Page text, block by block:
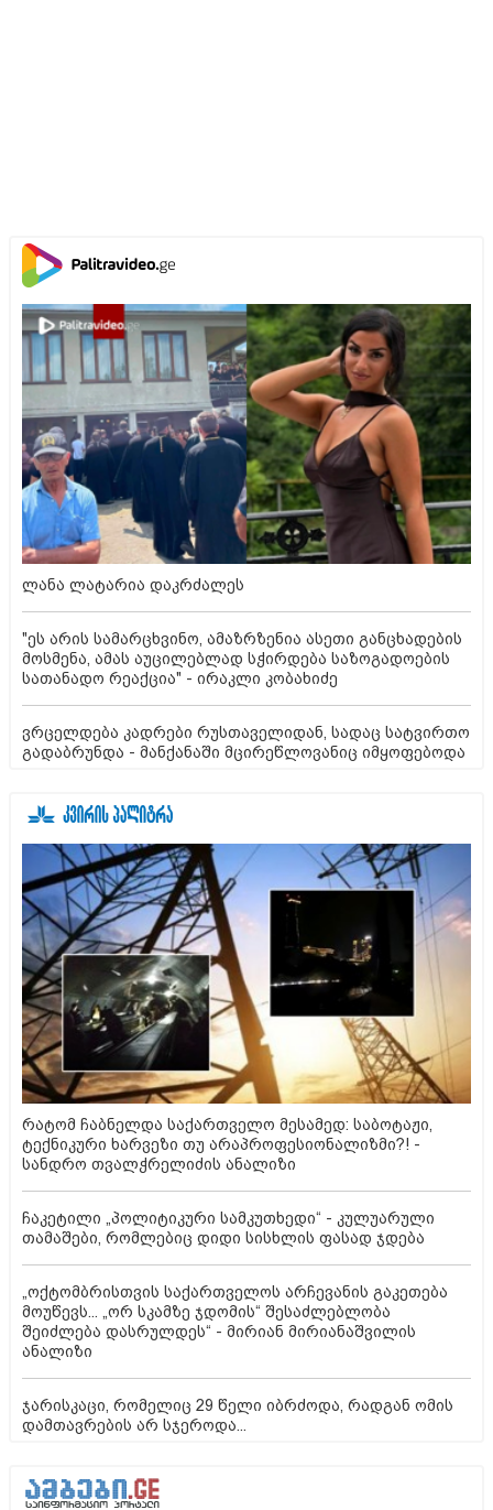
ლანა ლატარია დაკრძალეს
"ეს არის სამარცხვინო, ამაზრზენია ასეთი განცხადების
მოსმენა, ამას აუცილებლად სჭირდება საზოგადოების
სათანადო რეაქცია" - ირაკლი კობახიძე
ვრცელდება კადრები რუსთაველიდან, სადაც სატვირთო
გადაბრუნდა - მანქანაში მცირეწლოვანიც იმყოფებოდა
რატომ ჩაბნელდა საქართველო მესამედ: საბოტაჟი,
ტექნიკური ხარვეზი თუ არაპროფესიონალიზმი?! -
სანდრო თვალჭრელიძის ანალიზი
ჩაკეტილი „პოლიტიკური სამკუთხედი“ - კულუარული
თამაშები, რომლებიც დიდი სისხლის ფასად ჯდება
„ოქტომბრისთვის საქართველოს არჩევანის გაკეთება
მოუწევს... „ორ სკამზე ჯდომის“ შესაძლებლობა
შეიძლება დასრულდეს“ - მირიან მირიანაშვილის
ანალიზი
ჯარისკაცი, რომელიც 29 წელი იბრძოდა, რადგან ომის
დამთავრების არ სჯეროდა...